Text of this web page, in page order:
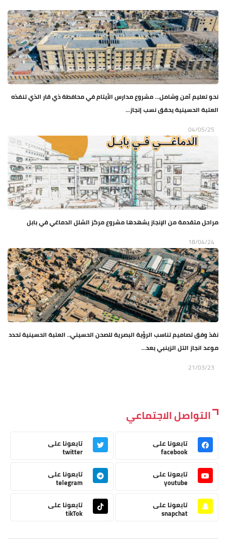
نحو تعليم آمن وشامل… مشروع مدارس الأيتام في محافطة ذي قار الذي تنفذه
العتبة الحسينية يحقق نسب إنجاز...
04/05/25
مراحل متقدمة من الإنجاز يشهدها مشروع مركز الشلل الدماغي في بابل
18/04/24
نفذ وفق تصاميم تناسب الرؤية البصرية للصحن الحسيني.. العتبة الحسينية تحدد
موعد انجاز التل الزينبي بعد...
21/03/23
التواصل الاجتماعي
تابعونا على
facebook
تابعونا على
twitter
تابعونا على
youtube
تابعونا على
telegram
تابعونا على
snapchat
تابعونا على
tikTok